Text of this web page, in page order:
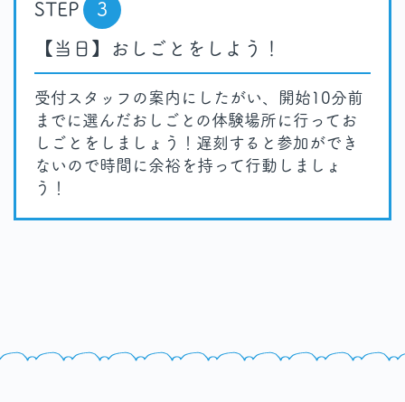
STEP 3
【当日】おしごとをしよう！
受付スタッフの案内にしたがい、開始10分前
までに選んだおしごとの体験場所に行ってお
しごとをしましょう！遅刻すると参加ができ
ないので時間に余裕を持って行動しましょ
う！